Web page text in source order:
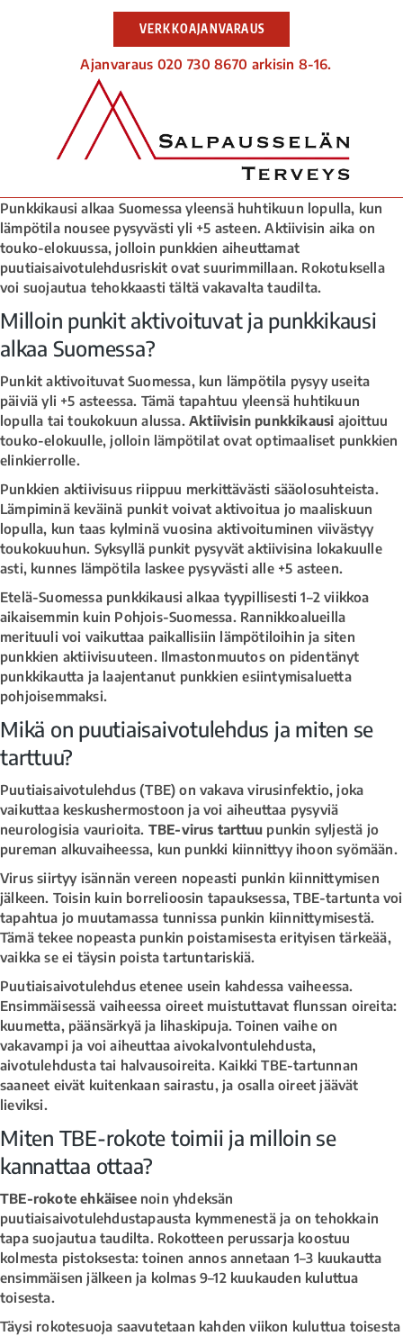
VERKKOAJANVARAUS
Ajanvaraus 020 730 8670 arkisin 8-16.
Punkkikausi alkaa Suomessa yleensä huhtikuun lopulla, kun
lämpötila nousee pysyvästi yli +5 asteen. Aktiivisin aika on
touko-elokuussa, jolloin punkkien aiheuttamat
puutiaisaivotulehdusriskit ovat suurimmillaan. Rokotuksella
voi suojautua tehokkaasti tältä vakavalta taudilta.
Milloin punkit aktivoituvat ja punkkikausi
alkaa Suomessa?
Punkit aktivoituvat Suomessa, kun lämpötila pysyy useita
päiviä yli +5 asteessa. Tämä tapahtuu yleensä huhtikuun
lopulla tai toukokuun alussa. Aktiivisin punkkikausi ajoittuu
touko-elokuulle, jolloin lämpötilat ovat optimaaliset punkkien
elinkierrolle.
Punkkien aktiivisuus riippuu merkittävästi sääolosuhteista.
Lämpiminä keväinä punkit voivat aktivoitua jo maaliskuun
lopulla, kun taas kylminä vuosina aktivoituminen viivästyy
toukokuuhun. Syksyllä punkit pysyvät aktiivisina lokakuulle
asti, kunnes lämpötila laskee pysyvästi alle +5 asteen.
Etelä-Suomessa punkkikausi alkaa tyypillisesti 1–2 viikkoa
aikaisemmin kuin Pohjois-Suomessa. Rannikkoalueilla
merituuli voi vaikuttaa paikallisiin lämpötiloihin ja siten
punkkien aktiivisuuteen. Ilmastonmuutos on pidentänyt
punkkikautta ja laajentanut punkkien esiintymisaluetta
pohjoisemmaksi.
Mikä on puutiaisaivotulehdus ja miten se
tarttuu?
Puutiaisaivotulehdus (TBE) on vakava virusinfektio, joka
vaikuttaa keskushermostoon ja voi aiheuttaa pysyviä
neurologisia vaurioita. TBE-virus tarttuu punkin syljestä jo
pureman alkuvaiheessa, kun punkki kiinnittyy ihoon syömään.
Virus siirtyy isännän vereen nopeasti punkin kiinnittymisen
jälkeen. Toisin kuin borrelioosin tapauksessa, TBE-tartunta voi
tapahtua jo muutamassa tunnissa punkin kiinnittymisestä.
Tämä tekee nopeasta punkin poistamisesta erityisen tärkeää,
vaikka se ei täysin poista tartuntariskiä.
Puutiaisaivotulehdus etenee usein kahdessa vaiheessa.
Ensimmäisessä vaiheessa oireet muistuttavat flunssan oireita:
kuumetta, päänsärkyä ja lihaskipuja. Toinen vaihe on
vakavampi ja voi aiheuttaa aivokalvontulehdusta,
aivotulehdusta tai halvausoireita. Kaikki TBE-tartunnan
saaneet eivät kuitenkaan sairastu, ja osalla oireet jäävät
lieviksi.
Miten TBE-rokote toimii ja milloin se
kannattaa ottaa?
TBE-rokote ehkäiseenoin yhdeksän
puutiaisaivotulehdustapausta kymmenestä ja on tehokkain
tapa suojautua taudilta. Rokotteen perussarja koostuu
kolmesta pistoksesta: toinen annos annetaan 1–3 kuukautta
ensimmäisen jälkeen ja kolmas 9–12 kuukauden kuluttua
toisesta.
Täysi rokotesuoja saavutetaan kahden viikon kuluttua toisesta